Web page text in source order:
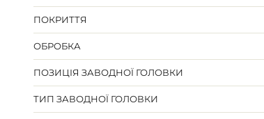
ПОКРИТТЯ
ОБРОБКА
ПОЗИЦІЯ ЗАВОДНОЇ ГОЛОВКИ
ТИП ЗАВОДНОЇ ГОЛОВКИ